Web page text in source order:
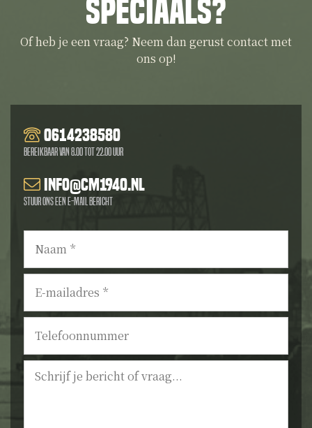
speciaals?
Of heb je een vraag? Neem dan gerust contact met
ons op!
0614238580
Bereikbaar van 8.00 tot 22.00 uur
info@cm1940.nl
Stuur ons een e-mail bericht
Naam *
E-
mailadres *
Telefoonnummer
Bericht